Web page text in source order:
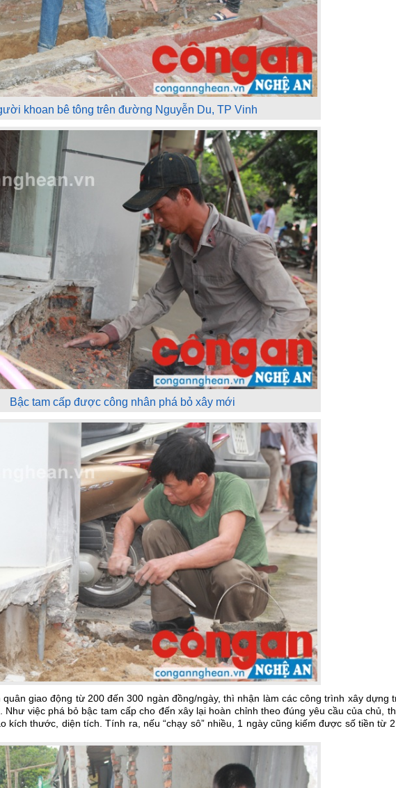
khoan bê tông trên đường Nguyễn Du, TP Vinh
Bậc tam cấp được công nhân phá bỏ xây mới
giao động từ 200 đến 300 ngàn đồng/ngày, thì nhận làm các công trình xây dựng
việc phá bỏ bậc tam cấp cho đến xây lại hoàn chỉnh theo đúng yêu cầu của chủ,
kích thước, diện tích. Tính ra, nếu “chạy sô” nhiều, 1 ngày cũng kiếm được số tiền từ